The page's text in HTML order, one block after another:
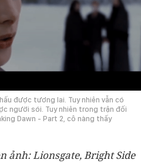
được tương lai. Tuy nhiên vẫn có
người sói. Tuy nhiên trong trận đối
Dawn - Part 2, cô nàng thấy
ảnh: Lionsgate, Bright Side